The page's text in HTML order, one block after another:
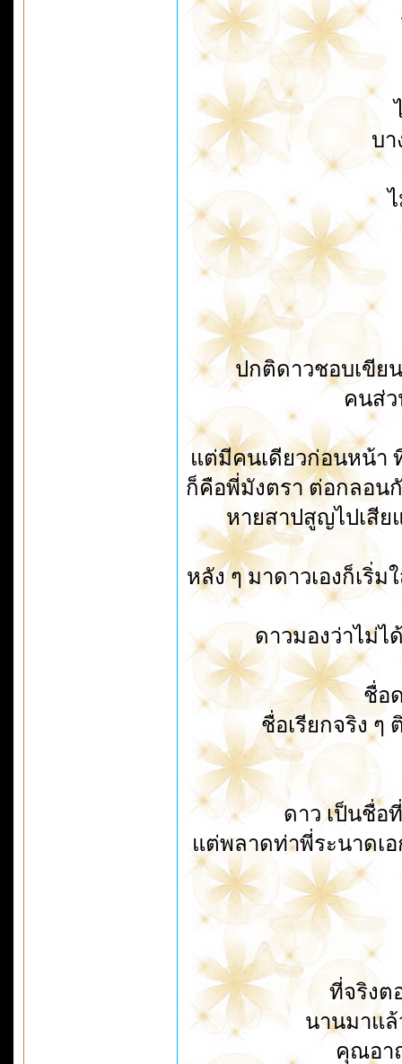
บา
ปกติดาวชอบเขีย
คนส่
แต่มีคนเดียวก่อนหน้า
ก็คือพี่มังตรา ต่อกลอน
หายสาปสูญไปเสีย
หลัง ๆ มาดาวเองก็เริ่
ดาวมองว่าไม่ไ
ชื่อ
ชื่อเรียกจริง ๆ
ดาว เป็นชื่อ
แต่พลาดท่าพี่ระนาดเอ
ที่จริงต
นานมาแ
คุณอา